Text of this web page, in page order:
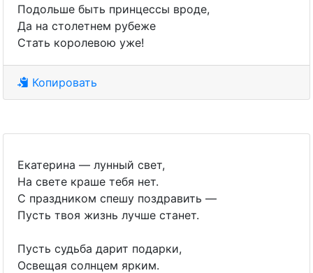
Подольше быть принцессы вроде,
Да на столетнем рубеже
Стать королевою уже!
Копировать
Екатерина — лунный свет,
На свете краше тебя нет.
С праздником спешу поздравить —
Пусть твоя жизнь лучше станет.
Пусть судьба дарит подарки,
Освещая солнцем ярким.